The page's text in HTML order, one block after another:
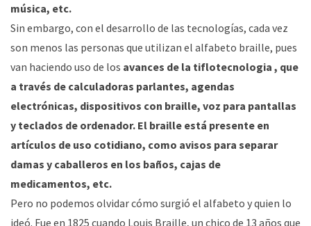
música, etc.
Sin embargo, con el desarrollo de las tecnologías, cada vez
son menos las personas que utilizan el alfabeto braille, pues
van haciendo uso de los avances de la tiflotecnologia , que
a través de calculadoras parlantes, agendas
electrónicas, dispositivos con braille, voz para pantallas
y teclados de ordenador. El braille está presente en
artículos de uso cotidiano, como avisos para separar
damas y caballeros en los baños, cajas de
medicamentos, etc.
Pero no podemos olvidar cómo surgió el alfabeto y quien lo
ideó. Fue en 1825 cuando Louis Braille, un chico de 13 años que